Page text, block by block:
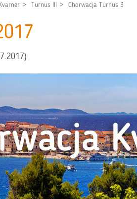
Turnus III Chorwacja Turnus 3